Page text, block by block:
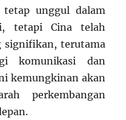
tetap unggul dalam
tetapi Cina telah
signifikan, terutama
komunikasi dan
kemungkinan akan
perkembangan